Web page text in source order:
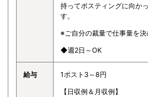
持ってポスティングに向か
す。
※ご自分の裁量で仕事量を決
◆週2日～OK
給与 1ポスト3～8円
【日収例＆月収例】